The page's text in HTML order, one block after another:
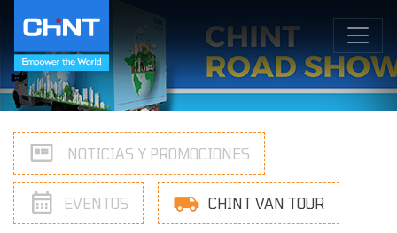
NOTICIAS Y PROMOCIONES
EVENTOS CHINT VAN TOUR